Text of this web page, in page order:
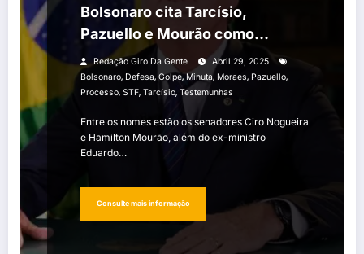
Bolsonaro cita Tarcísio,
Pazuello e Mourão como
testemunhas
Redação Giro Da Gente
Abril 29, 2025
Bolsonaro, Defesa, Golpe,Minuta, Moraes, Pazuello,
Processo, STF, Tarcísio, Testemunhas
Entre os nomes estão os senadores Ciro Nogueira
e Hamilton Mourão, além do ex-ministro
Eduardo…
Consulte mais informação